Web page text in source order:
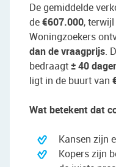
De gemiddelde
de€607.000,
Woningzoekers
dan de vraagprijs.
bedraagt± 40
ligt in de buurt van
Wat betekent dat
Kansen zijn
Kopers zijn